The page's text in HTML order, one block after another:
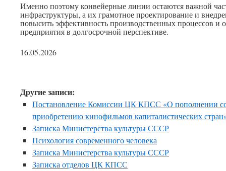
Именно поэтому конвейерные линии остаются важной
инфраструктуры, а их грамотное проектирование и
повысить эффективность производственных процессов и
предприятия в долгосрочной перспективе.
16.05.2026
Другие записи:
Постановление Комиссии ЦК КПСС «О пополнении
приобретению кинофильмов капиталистических
Записка Министерства культуры СССР
Психология современного человека
Записка Министерства культуры СССР
Записка отделов ЦК КПСС